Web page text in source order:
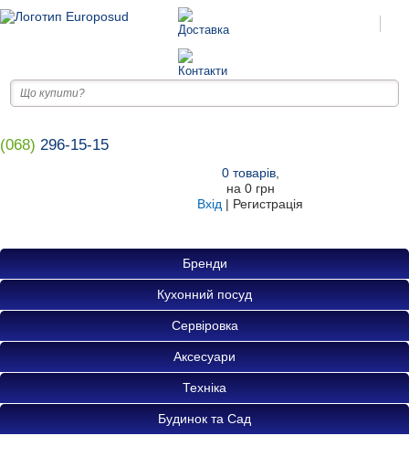
(068) 296-15-15
0товарів,
на 0 грн
Вхід | Регистрація
Бренди
Кухонний посуд
Сервіровка
Аксесуари
Техніка
Будинок та Сад